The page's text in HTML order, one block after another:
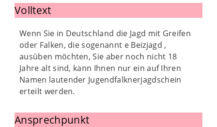
Volltext
Wenn Sie in Deutschland die Jagd mit Greifen
oder Falken, die sogenannt e Beizjagd ,
ausüben möchten, Sie aber noch nicht 18
Jahre alt sind, kann Ihnen nur ein auf Ihren
Namen lautender Jugendfalknerjagdschein
erteilt werden.
Ansprechpunkt